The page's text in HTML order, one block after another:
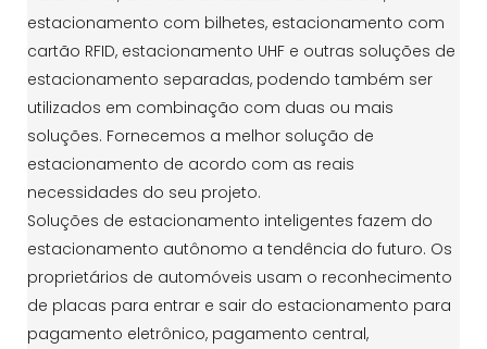
estacionamento com bilhetes, estacionamento com
cartão RFID, estacionamento UHF e outras soluções de
estacionamento separadas, podendo também ser
utilizados em combinação com duas ou mais
soluções. Fornecemos a melhor solução de
estacionamento de acordo com as reais
necessidades do seu projeto.
Soluções de estacionamento inteligentes fazem do
estacionamento autônomo a tendência do futuro. Os
proprietários de automóveis usam o reconhecimento
de placas para entrar e sair do estacionamento para
pagamento eletrônico, pagamento central,